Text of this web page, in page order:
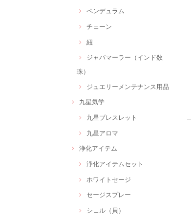
ペンデュラム
チェーン
紐
ジャパマーラー（インド数
珠）
ジュエリーメンテナンス用品
九星気学
九星ブレスレット
九星アロマ
浄化アイテム
浄化アイテムセット
ホワイトセージ
セージスプレー
シェル（貝）